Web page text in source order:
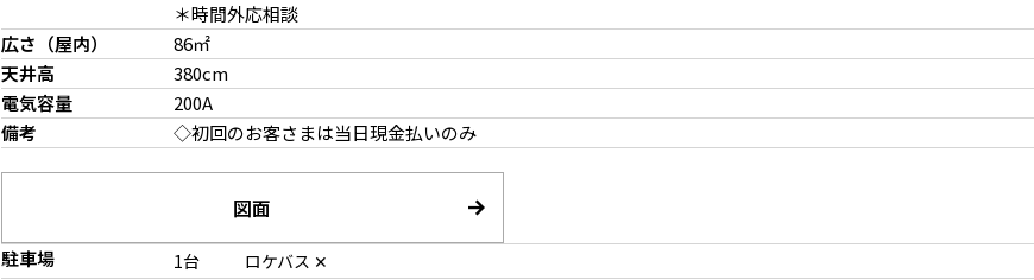
西 格子窓から射光×古材床
＊時間外応相談
広さ（屋内）
86㎡
天井高
380cm
電気容量
200A
備考
◇初回のお客さまは当日現金払いのみ
図面
駐車場 1台 ロケバス ✕